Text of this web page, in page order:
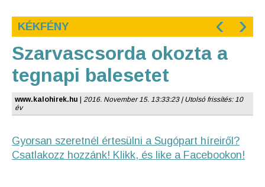
KÉKFÉNY ‹ ›
Szarvascsorda okozta a
tegnapi balesetet
www.kalohirek.hu
2016. November 15. 13:33:23 | Utolsó frissítés: 10
év
Gyorsan szeretnél értesülni a Sugópart híreiről?
Csatlakozz hozzánk! Klikk, és like a Facebookon!